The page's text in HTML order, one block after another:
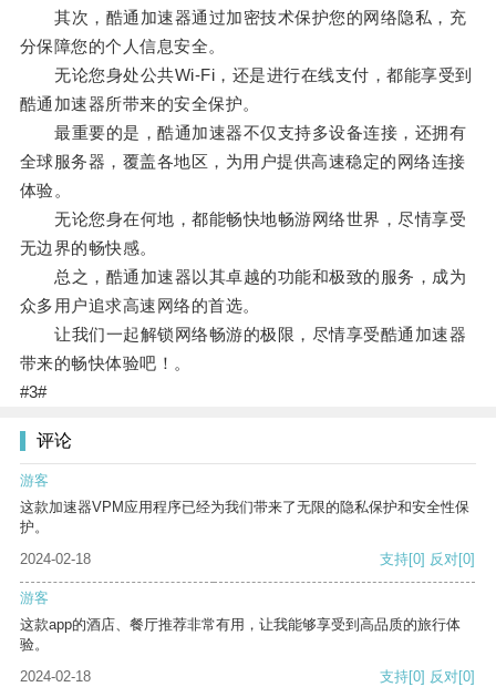
其次，酷通加速器通过加密技术保护您的网络隐私，充
分保障您的个人信息安全。
无论您身处公共Wi-Fi，还是进行在线支付，都能享受到
酷通加速器所带来的安全保护。
最重要的是，酷通加速器不仅支持多设备连接，还拥有
全球服务器，覆盖各地区，为用户提供高速稳定的网络连接
体验。
无论您身在何地，都能畅快地畅游网络世界，尽情享受
无边界的畅快感。
总之，酷通加速器以其卓越的功能和极致的服务，成为
众多用户追求高速网络的首选。
让我们一起解锁网络畅游的极限，尽情享受酷通加速器
带来的畅快体验吧！。
#3#
评论
游客
这款加速器VPM应用程序已经为我们带来了无限的隐私保护和安全性保
护。
2024-02-18
支持[0] 反对[0]
游客
这款app的酒店、餐厅推荐非常有用，让我能够享受到高品质的旅行体
验。
2024-02-18
支持[0] 反对[0]